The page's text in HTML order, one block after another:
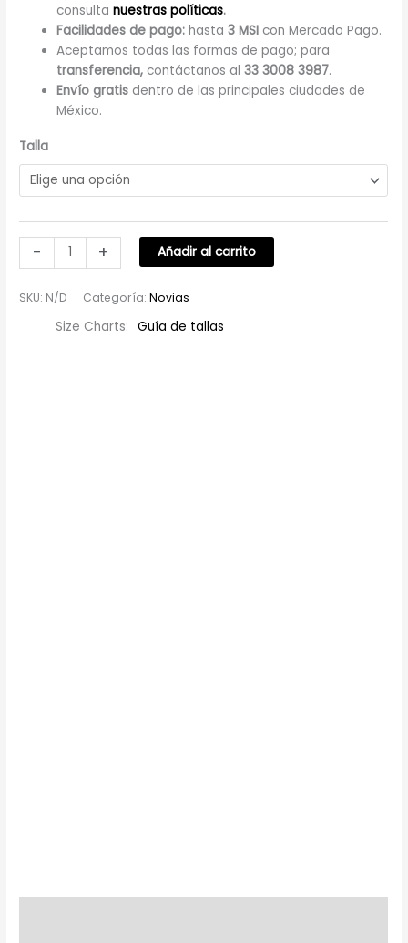
consultanuestras políticas.
Facilidades de pago: hasta3 MSI con Mercado Pago.
Aceptamos todas las formas de pago; para
transferencia, contáctanos al33 3008 3987.
Envío gratis dentro de las principales ciudades de
México.
Talla
- + Añadir al carrito
SKU: N/D Categoría:Novias
Size Charts Guía de tallas